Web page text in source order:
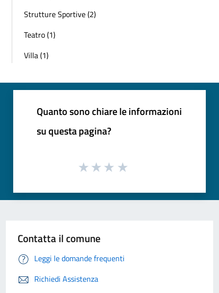
Strutture Sportive (2)
Teatro (1)
Villa (1)
Quanto sono chiare le informazioni
su questa pagina?
Contatta il comune
Leggi le domande frequenti
Richiedi Assistenza